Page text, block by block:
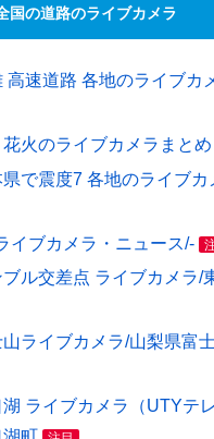
国の道路のライブカメラ
高速道路 各地のライブカ
火のライブカメラまとめ
県で震度7 各地のライブ
イブカメラ・ニュース/-
ル交差点 ライブカメラ/
ライブカメラ/山梨県富
ライブカメラ（UTYテ